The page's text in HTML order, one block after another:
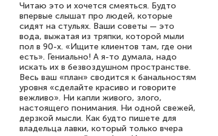
Читаю это и хочется смеяться. Будто
впервые слышат про людей, которые
сидят на стульях. Ваши советы — это
вода, выжатая из тряпки, которой мыли
пол в 90-х. «Ищите клиентов там, где они
есть». Гениально! А я-то думала, надо
искать их в безвоздушном пространстве.
Весь ваш «план» сводится к банальностям
уровня «сделайте красиво и говорите
вежливо». Ни капли живого, злого,
настоящего понимания. Ни одной свежей,
дерзкой мысли. Как будто пишете для
владельца лавки, который только вчера